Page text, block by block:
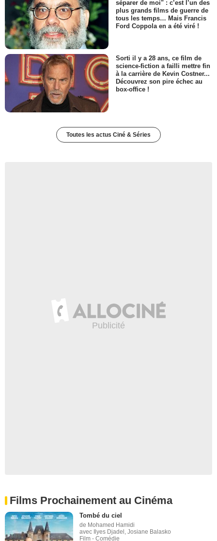
séparer de moi" : c’est l’un des
plus grands films de guerre de
tous les temps… Mais Francis
Ford Coppola en a été viré !
Sorti il y a 28 ans, ce film de
science-fiction a failli mettre fin
à la carrière de Kevin Costner...
Découvrez son pire échec au
box-office !
Toutes les actus Ciné & Séries
Films Prochainement au Cinéma
Tombé du ciel
de Mohamed Hamidi
avec Ilyes Djadel, Josiane Balasko
Film - Comédie